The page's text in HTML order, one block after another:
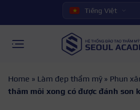
Tiếng Việt
Home » Làm đẹp thẩm mỹ » Phun
thâm môi xong có được đánh son